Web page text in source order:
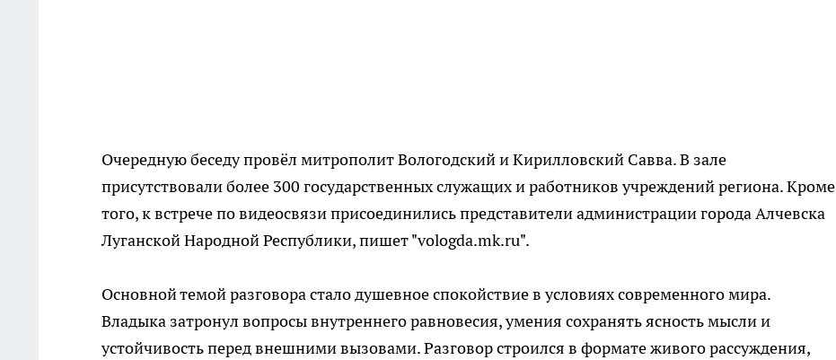
Очередную беседу провёл митрополит Вологодский и Кирилловский Савва. В зале
присутствовали более 300 государственных служащих и работников учреждений региона. Кроме
того, к встрече по видеосвязи присоединились представители администрации города Алчевска
Луганской Народной Республики, пишет "vologda.mk.ru".
Основной темой разговора стало душевное спокойствие в условиях современного мира.
Владыка затронул вопросы внутреннего равновесия, умения сохранять ясность мысли и
устойчивость перед внешними вызовами. Разговор строился в формате живого рассуждения,